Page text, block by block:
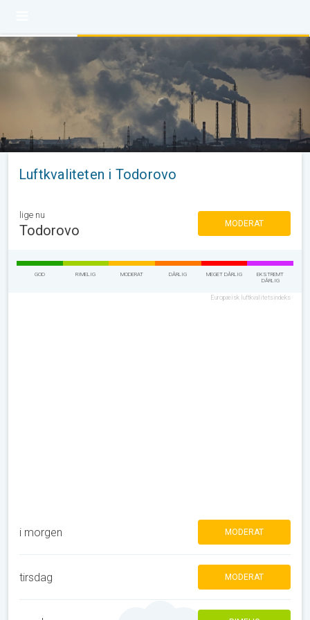
Luftkvaliteten i Todorovo
lige nu
Todorovo MODERAT
GOD RIMELIG MODERAT DÅRLIG MEGET DÅRLIG
EKSTREMT
DÅRLIG
Europæisk luftkvalitetsindeks
i morgen MODERAT
tirsdag MODERAT